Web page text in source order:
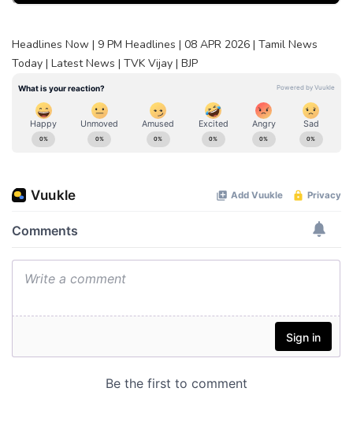
Headlines Now | 9 PM Headlines | 08 APR 2026 | Tamil News
Today | Latest News | TVK Vijay | BJP